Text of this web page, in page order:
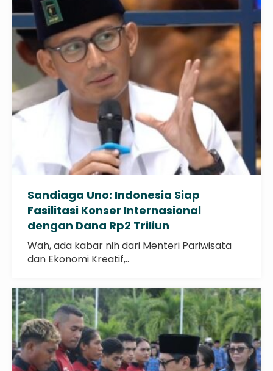
Sandiaga Uno: Indonesia Siap
Fasilitasi Konser Internasional
dengan Dana Rp2 Triliun
Wah, ada kabar nih dari Menteri Pariwisata
dan Ekonomi Kreatif,..